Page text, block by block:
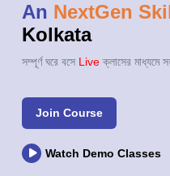
An NextGen
Kolkata
সম্পূর্ণ ঘরে বসে Liveক্লাসের মাধ্যমে
Join Course
Watch Demo Classes